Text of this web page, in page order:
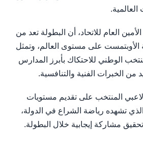
العام للاتحاد، أن البطولة تعد من
الأوبتمست على مستوى العالم، وتمثل
الوطني للاحتكاك بأبرز المدارس
من الخبرات الفنية والتنافسية.
المنتخب على تقديم مستويات
تشهده رياضة الشراع في الدولة،
مشاركة إيجابية خلال البطولة.